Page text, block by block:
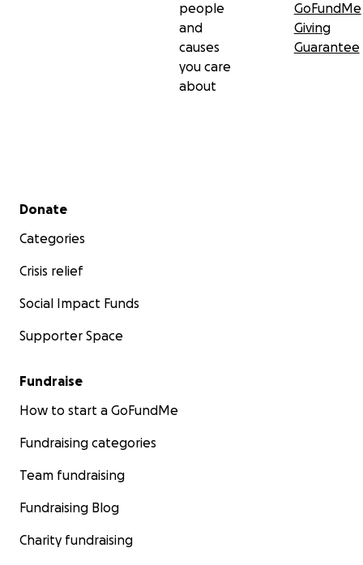
people
and
causes
you care
about
GoFundMe
Giving
Guarantee
Secondary menu
Donate
Categories
Crisis relief
Social Impact Funds
Supporter Space
Fundraise
How to start a GoFundMe
Fundraising categories
Team fundraising
Fundraising Blog
Charity fundraising